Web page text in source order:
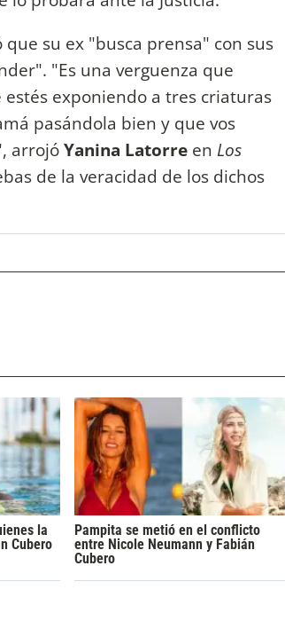
su ex "busca prensa" con sus
"Es una verguenza que
exponiendo a tres criaturas
pasándola bien y que vos
arrojóYanina Latorre en Los
de la veracidad de los dichos
la
Cubero
Pampita se metió en el conflicto
entre Nicole Neumann y Fabián
Cubero